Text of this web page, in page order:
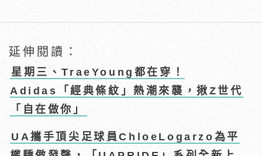
延伸閱讀：
星期三、TraeYoung都在穿！
Adidas「經典條紋」熱潮來襲，揪Z世代
「自在做你」
UA攜手頂尖足球員ChloeLogarzo為平